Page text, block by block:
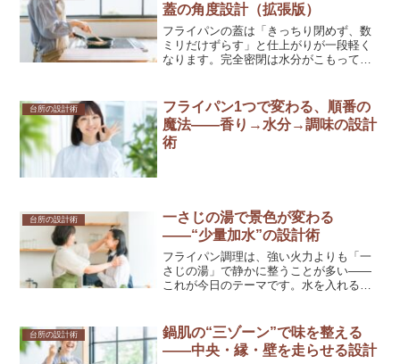
蓋の角度設計（拡張版）
フライパンの蓋は「きっちり閉めず、数
ミリだけずらす」と仕上がりが一段軽く
なります。完全密閉は水分がこもって香
れて通りが鈍る。鍵は“角度”と“隙間幅”。
湯気・音・油という三...
台所の設計術
フライパン1つで変わる、順番の
魔法——香り→水分→調味の設計
術
台所の設計術
一さじの湯で景色が変わる
——“少量加水”の設計術
フライパン調理は、強い火力よりも「一
さじの湯」で静かに整うことが多い——
これが今日のテーマです。水を入れると
くありません。ほんの少量の加水は、表
面温度をやさしく下げ、湯...
台所の設計術
鍋肌の“三ゾーン”で味を整える
——中央・縁・壁を走らせる設計